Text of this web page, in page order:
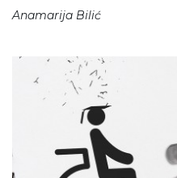
Anamarija Bilić